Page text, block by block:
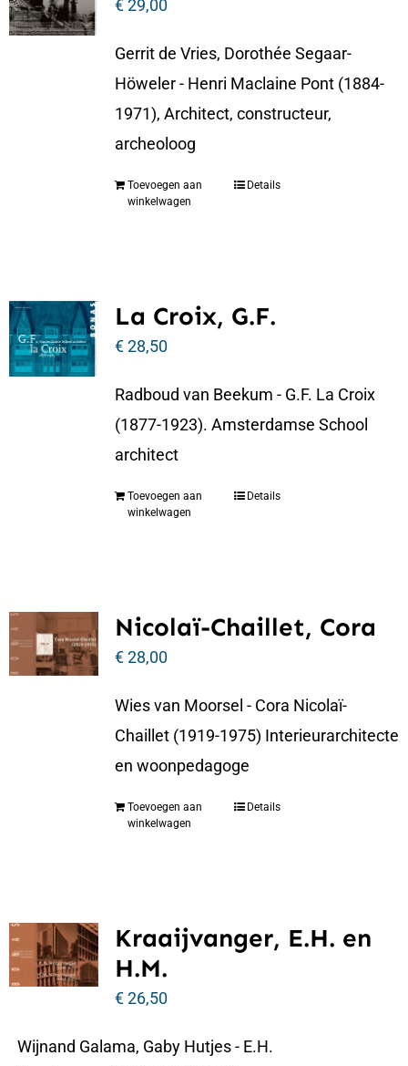
€ 29,00
Gerrit de Vries, Dorothée Segaar-
Höweler - Henri Maclaine Pont (1884-
1971), Architect, constructeur,
archeoloog
Toevoegen aan
winkelwagen
Details
La Croix, G.F.
€28,50
Radboud van Beekum - G.F. La Croix
(1877-1923). Amsterdamse School
architect
Toevoegen aan
winkelwagen
Details
Nicolaï-Chaillet, Cora
€28,00
Wies van Moorsel - Cora Nicolaï-
Chaillet (1919-1975) Interieurarchitecte
en woonpedagoge
Toevoegen aan
winkelwagen
Details
Kraaijvanger, E.H. en
H.M.
€26,50
Wijnand Galama, Gaby Hutjes - E.H.